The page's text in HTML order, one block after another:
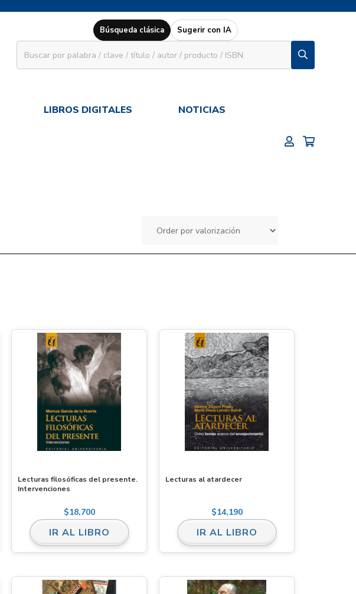
Búsqueda clásica Sugerir con IA
LIBROS DIGITALES NOTICIAS
Lecturas filosóficas del presente.
Intervenciones
$18,700
IR AL LIBRO
Lecturas al atardecer
$14,190
IR AL LIBRO